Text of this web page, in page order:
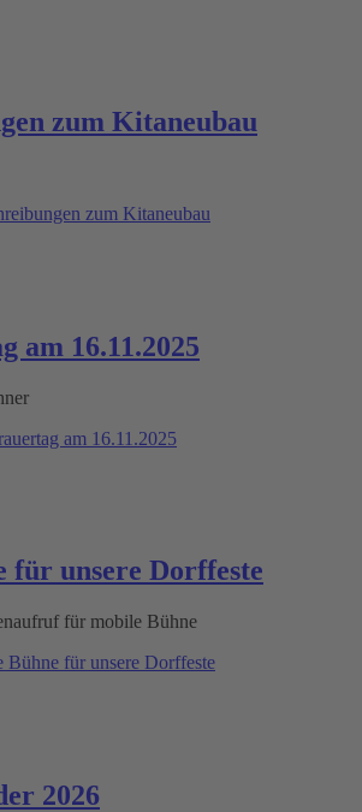
zum Kitaneubau
zum Kitaneubau
am 16.11.2025
am 16.11.2025
für unsere Dorffeste
für mobile Bühne
Bühne für unsere Dorffeste
2026